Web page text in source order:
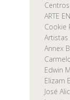
ARTE
Cookie
Artistas
Annex
Edwin
Elizam
José